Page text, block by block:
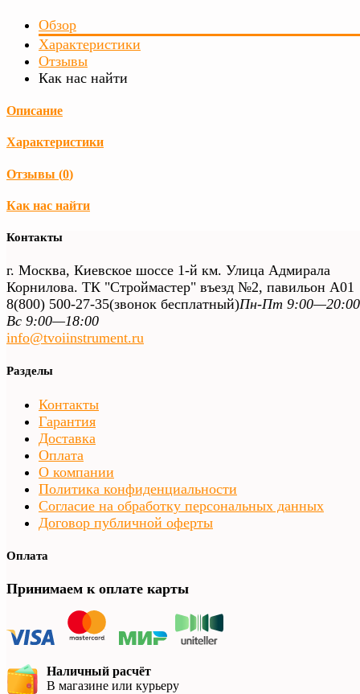
Обзор
Характеристики
Отзывы
Как нас найти
Описание
Характеристики
Отзывы (0)
Как нас найти
Контакты
г. Москва, Киевское шоссе 1-й км. Улица Адмирала
Корнилова. ТК "Строймастер" въезд №2, павильон А01
8(800) 500-27-35(звонок бесплатный)Пн-Пт
Вс 9:00—18:00
info@tvoiinstrument.ru
Разделы
Контакты
Гарантия
Доставка
Оплата
О компании
Политика конфиденциальности
Согласие на обработку персональных данных
Договор публичной оферты
Оплата
Принимаем к оплате карты
Наличный расчёт
В магазине или курьеру